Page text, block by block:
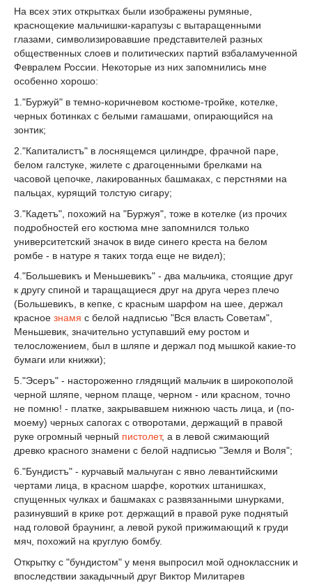
На всех этих открытках были изображены румяные,
краснощекие мальчишки-карапузы с вытаращенными
глазами, символизировавшие представителей разных
общественных слоев и политических партий взбаламученной
Февралем России. Некоторые из них запомнились мне
особенно хорошо:
1."Буржуй" в темно-коричневом костюме-тройке, котелке,
черных ботинках с белыми гамашами, опирающийся на
зонтик;
2."Капиталистъ" в лоснящемся цилиндре, фрачной паре,
белом галстуке, жилете с драгоценными брелками на
часовой цепочке, лакированных башмаках, с перстнями на
пальцах, курящий толстую сигару;
3."Кадетъ", похожий на "Буржуя", тоже в котелке (из прочих
подробностей его костюма мне запомнился только
университетский значок в виде синего креста на белом
ромбе - в натуре я таких тогда еще не видел);
4."Большевикъ и Меньшевикъ" - два мальчика, стоящие друг
к другу спиной и таращащиеся друг на друга через плечо
(Большевикъ, в кепке, с красным шарфом на шее, держал
красное знамя с белой надписью "Вся власть Советам",
Меньшевик, значительно уступавший ему ростом и
телосложением, был в шляпе и держал под мышкой какие-то
бумаги или книжки);
5."Эсеръ" - настороженно глядящий мальчик в широкополой
черной шляпе, черном плаще, черном - или красном, точно
не помню! - платке, закрывавшем нижнюю часть лица, и (по-
моему) черных сапогах с отворотами, держащий в правой
руке огромный черный пистолет, а в левой сжимающий
древко красного знамени с белой надписью "Земля и Воля";
6."Бундистъ" - курчавый мальчуган с явно левантийскими
чертами лица, в красном шарфе, коротких штанишках,
спущенных чулках и башмаках с развязанными шнурками,
разинувший в крике рот. держащий в правой руке поднятый
над головой браунинг, а левой рукой прижимающий к груди
мяч, похожий на круглую бомбу.
Открытку с "бундистом" у меня выпросил мой одноклассник и
впоследствии закадычный друг Виктор Милитарев